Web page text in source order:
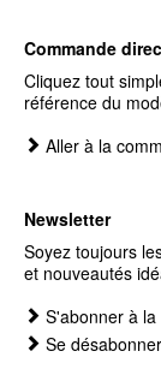
Commande
Cliquez tout
référence du
Aller à la
Newsletter
Soyez toujours
et nouveautés
S'abonner à
Se